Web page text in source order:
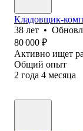
Кладовщик-
38 лет •
80 000 ₽
Активно ищет
Общий опыт
2 года 4 месяца